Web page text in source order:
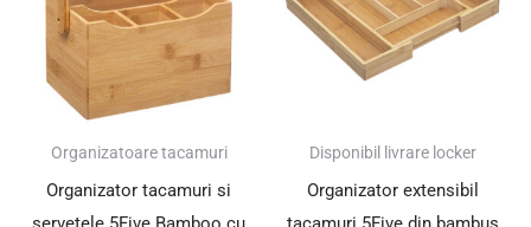
Organizatoare tacamuri
Organizator tacamuri si
Disponibil livrare locker
Organizator extensibil